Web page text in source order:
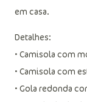
Para noites
em casa.
Detalhes:
• Camisola com
• Camisola com